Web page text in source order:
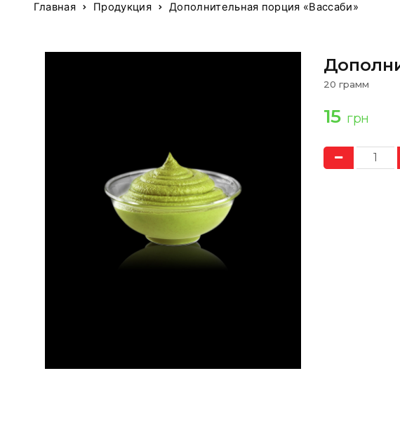
Главная Продукция Дополнительная порция «Вассаби»
20 грамм
15 грн